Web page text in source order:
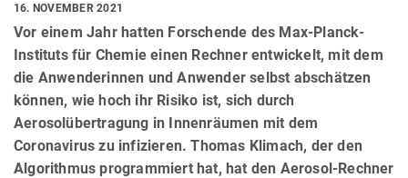
16. NOVEMBER 2021
Vor einem Jahr hatten Forschende des Max-Planck-
Instituts für Chemie einen Rechner entwickelt, mit dem
die Anwenderinnen und Anwender selbst abschätzen
können, wie hoch ihr Risiko ist, sich durch
Aerosolübertragung in Innenräumen mit dem
Coronavirus zu infizieren. Thomas Klimach, der den
Algorithmus programmiert hat, hat den Aerosol-Rechner